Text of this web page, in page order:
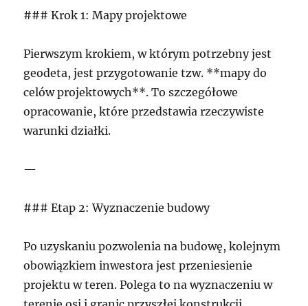
### Krok 1: Mapy projektowe
Pierwszym krokiem, w którym potrzebny jest
geodeta, jest przygotowanie tzw. **mapy do
celów projektowych**. To szczegółowe
opracowanie, które przedstawia rzeczywiste
warunki działki.
—
### Etap 2: Wyznaczenie budowy
Po uzyskaniu pozwolenia na budowę, kolejnym
obowiązkiem inwestora jest przeniesienie
projektu w teren. Polega to na wyznaczeniu w